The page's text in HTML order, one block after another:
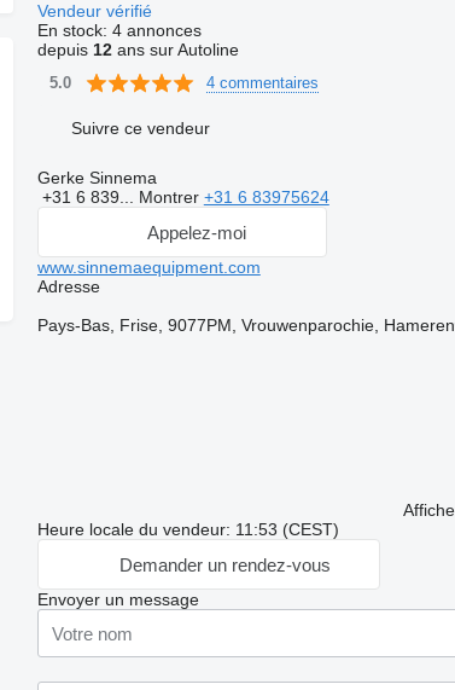
Vendeur vérifié
En stock: 4 annonces
depuis 12ans sur Autoline
5.0 4 commentaires
Suivre ce vendeur
Gerke Sinnema
+31 6 839... Montrer +31 6 83975624
Appelez-moi
www.sinnemaequipment.com
Adresse
Pays-Bas, Frise, 9077PM, Vrouwenparochie,
Heure locale du vendeur: 11:53 (CEST)
Demander un rendez-vous
Envoyer un message